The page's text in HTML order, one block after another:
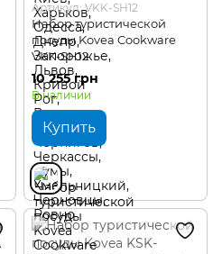
Артикул: VKK-SH12
Набор туристической
посуды Kovea Cookware
VKK-SH12
10 255 грн
В наличии
Купить